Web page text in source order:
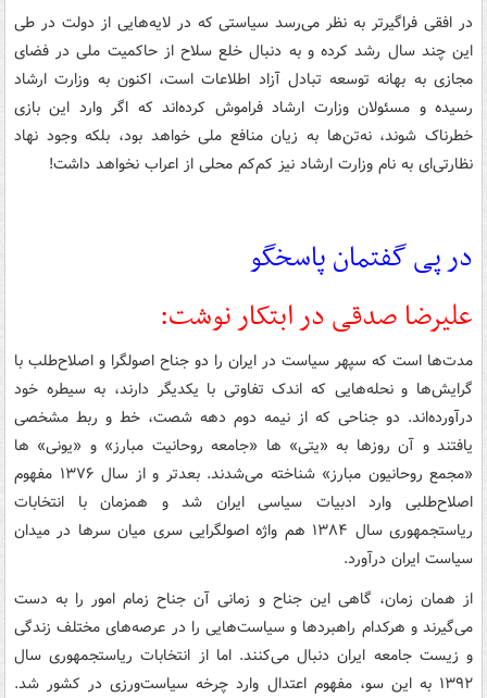
در افقی فراگیرتر به نظر می‌رسد سیاستی که در لایه‌هایی از دولت در طی
این چند سال رشد کرده و به دنبال خلع سلاح از حاکمیت ملی در فضای
مجازی به بهانه توسعه تبادل آزاد اطلاعات است، اکنون به وزارت ارشاد
رسیده و مسئولان وزارت ارشاد فراموش کرده‌اند که اگر وارد این بازی
خطرناک شوند، نه‌تن‌ها به زیان منافع ملی خواهد بود، بلکه وجود نهاد
نظارتی‌ای به نام وزارت ارشاد نیز کم‌کم محلی از اعراب نخواهد داشت!
در پی گفتمان پاسخگو
علیرضا صدقی در ابتکار نوشت:
مدت‌ها است که سپهر سیاست در ایران را دو جناح اصولگرا و اصلاح‌طلب با
گرایش‌ها و نحله‌هایی که اندک تفاوتی با یکدیگر دارند، به سیطره خود
درآورده‌اند. دو جناحی که از نیمه دوم دهه شصت، خط و ربط مشخصی
یافتند و آن روزها به «یتی» ها «جامعه روحانیت مبارز» و «یونی» ها
«مجمع روحانیون مبارز» شناخته می‌شدند. بعدتر و از سال ۱۳۷۶ مفهوم
اصلاح‌طلبی وارد ادبیات سیاسی ایران شد و همزمان با انتخابات
ریاست‏جمهوری سال ۱۳۸۴ هم واژه اصولگرایی سری میان سرها در میدان
سیاست ایران درآورد.
از همان زمان، گاهی این جناح و زمانی آن جناح زمام امور را به دست
می‌گیرند و هرکدام راهبردها و سیاست‌هایی را در عرصه‌های مختلف زندگی
و زیست جامعه ایران دنبال می‌کنند. اما از انتخابات ریاست‏جمهوری سال
۱۳۹۲ به این سو، مفهوم اعتدال وارد چرخه سیاست‌ورزی در کشور شد.